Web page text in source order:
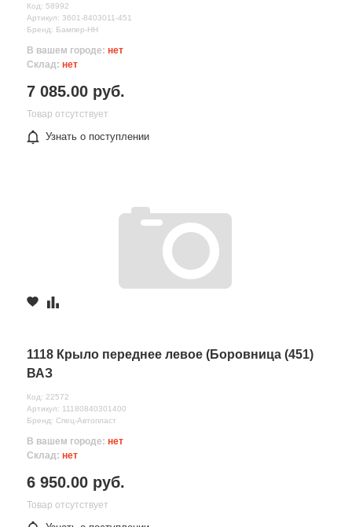
Код: 58992
Артикул: 3601-8403011-451
Бренд: Бампер-НН
В вашем городе: нет
Склад: нет
7 085.00 руб.
Товар отсутствует
Узнать о поступлении
1118 Крыло переднее левое (Боровница (451)
ВАЗ
Код: 22572
Артикул: 11180840301400
Бренд: Спец-Автопласт
В вашем городе: нет
Склад: нет
6 950.00 руб.
Товар отсутствует